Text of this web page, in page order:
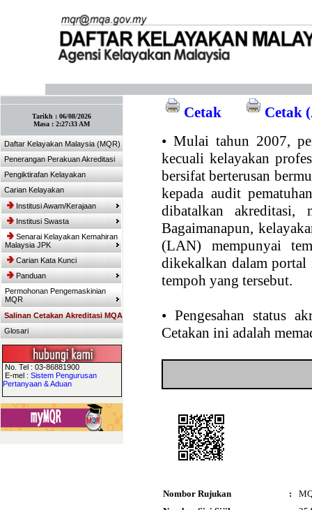
Tarikh : 06/08/2026
Masa : 2:27:33 AM
Daftar Kelayakan Malaysia (MQR)
Penerangan Perakuan Akreditasi
Pengiktirafan Kelayakan
Carian Kelayakan
Institusi Awam/Kerajaan
Institusi Swasta
Senarai Kelayakan Kemahiran
Malaysia JPK
Carian Kata Kunci
Panduan
Permohonan Pengemaskinian
MQR
Salinan Cetakan Akreditasi MQA
Glosari
No. Tel : 03-86881900
E-mel : Sistem Pengurusan
Pertanyaan & Aduan
Cetak
Cetak
• Mulai tahun 2007,
kecuali kelayakan
bersifat berterusan
kepada audit
dibatalkan akreditasi,
Bagaimanapun,
(LAN) mempunyai
dikekalkan dalam portal
tempoh yang tersebut.
• Pengesahan status
Cetakan ini adalah
Nombor Rujukan :